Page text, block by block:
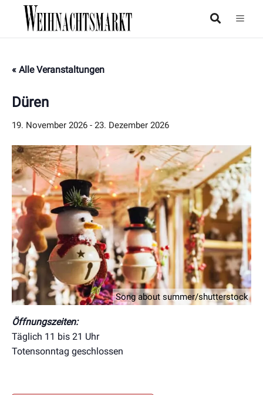
« Alle Veranstaltungen
Düren
19. November 2026 - 23. Dezember 2026
Song about summer/shutterstock
Öffnungszeiten:
Täglich 11 bis 21 Uhr
Totensonntag geschlossen